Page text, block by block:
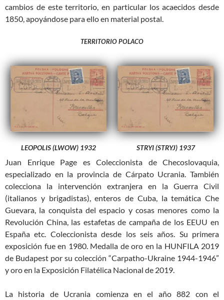
cambios de este territorio, en particular los acaecidos desde
1850, apoyándose para ello en material postal.
TERRITORIO POLACO
LEOPOLIS (LWOW) 1932 STRYI (STRYJ) 1937
Juan Enrique Page es Coleccionista de Checoslovaquia,
especializado en la provincia de Cárpato Ucrania. También
colecciona la intervención extranjera en la Guerra Civil
(italianos y brigadistas), enteros de Cuba, la temática Che
Guevara, la conquista del espacio y cosas menores como la
Revolución China, las estafetas de campaña de los EEUU en
España etc. Coleccionista desde los seis años. Su primera
exposición fue en 1980. Medalla de oro en la HUNFILA 2019
de Budapest por su colección “Carpatho-Ukraine 1944-1946”
y oro en la Exposición Filatélica Nacional de 2019.
La historia de Ucrania comienza en el año 882 con el